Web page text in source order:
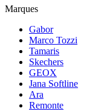
Marques
Gabor
Marco Tozzi
Tamaris
Skechers
GEOX
Jana Softline
Ara
Remonte